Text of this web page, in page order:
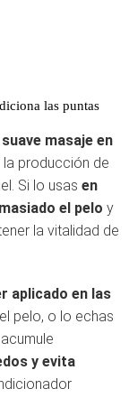
las puntas
suave masaje en
producción de
Si lo usas en
el pelo y
la vitalidad de
aplicado en las
pelo, o lo echas
y evita